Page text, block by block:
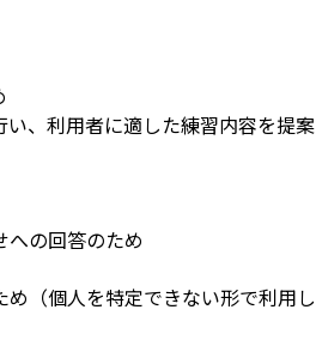
、利用者に適した練習内容を
への回答のため
（個人を特定できない形で利用し